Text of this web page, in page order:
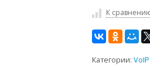
К
Категории: